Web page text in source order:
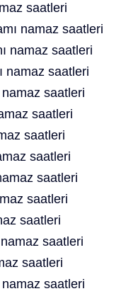
saatleri
namaz saatleri
namaz saatleri
namaz saatleri
saatleri
saatleri
saatleri
saatleri
saatleri
saatleri
saatleri
saatleri
saatleri
saatleri